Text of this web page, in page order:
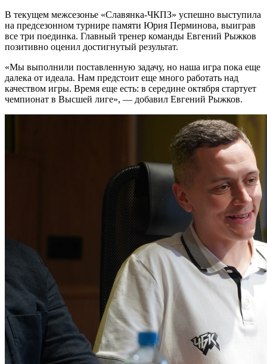
В текущем межсезонье «Славянка-ЧКПЗ» успешно выступила
на предсезонном турнире памяти Юрия Перминова, выиграв
все три поединка. Главный тренер команды Евгений Рыжков
позитивно оценил достигнутый результат.
«Мы выполнили поставленную задачу, но наша игра пока еще
далека от идеала. Нам предстоит еще много работать над
качеством игры. Время еще есть: в середине октября стартует
чемпионат в Высшей лиге», — добавил Евгений Рыжков.